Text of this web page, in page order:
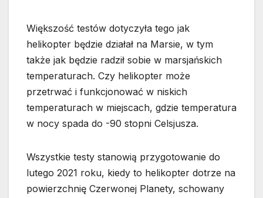
Większość testów dotyczyła tego jak
helikopter będzie działał na Marsie, w tym
także jak będzie radził sobie w marsjańskich
temperaturach. Czy helikopter może
przetrwać i funkcjonować w niskich
temperaturach w miejscach, gdzie temperatura
w nocy spada do -90 stopni Celsjusza.
Wszystkie testy stanowią przygotowanie do
lutego 2021 roku, kiedy to helikopter dotrze na
powierzchnię Czerwonej Planety, schowany